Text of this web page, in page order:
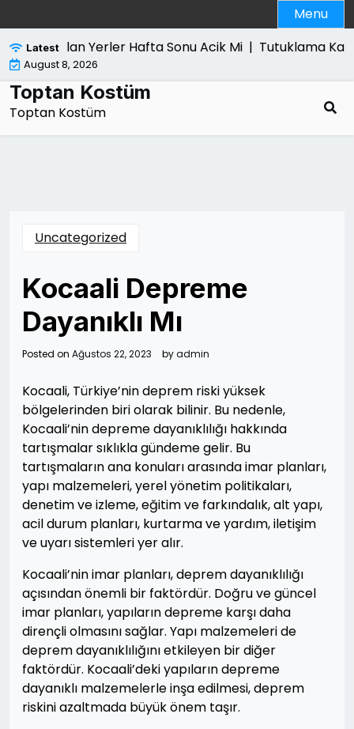
to
content
Menu
Latest
Alan Yerler Hafta Sonu Acik Mi |Tutuklama Karari
August 8, 2026
Toptan Kostüm
Toptan Kostüm
Uncategorized
Kocaali Depreme
Dayanıklı Mı
Posted on Ağustos 22, 2023 byadmin
Kocaali, Türkiye’nin deprem riski yüksek
bölgelerinden biri olarak bilinir. Bu nedenle,
Kocaali’nin depreme dayanıklılığı hakkında
tartışmalar sıklıkla gündeme gelir. Bu
tartışmaların ana konuları arasında imar planları,
yapı malzemeleri, yerel yönetim politikaları,
denetim ve izleme, eğitim ve farkındalık, alt yapı,
acil durum planları, kurtarma ve yardım, iletişim
ve uyarı sistemleri yer alır.
Kocaali’nin imar planları, deprem dayanıklılığı
açısından önemli bir faktördür. Doğru ve güncel
imar planları, yapıların depreme karşı daha
dirençli olmasını sağlar. Yapı malzemeleri de
deprem dayanıklılığını etkileyen bir diğer
faktördür. Kocaali’deki yapıların depreme
dayanıklı malzemelerle inşa edilmesi, deprem
riskini azaltmada büyük önem taşır.